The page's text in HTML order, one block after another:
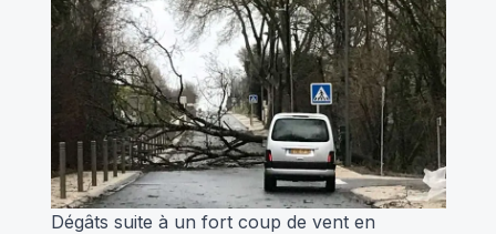
Dégâts suite à un fort coup de vent en